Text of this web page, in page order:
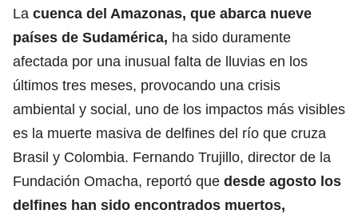
La cuenca del Amazonas, que abarca nueve
países de Sudamérica, ha sido duramente
afectada por una inusual falta de lluvias en los
últimos tres meses, provocando una crisis
ambiental y social, uno de los impactos más visibles
es la muerte masiva de delfines del río que cruza
Brasil y Colombia. Fernando Trujillo, director de la
Fundación Omacha, reportó que desde agosto los
delfines han sido encontrados muertos,